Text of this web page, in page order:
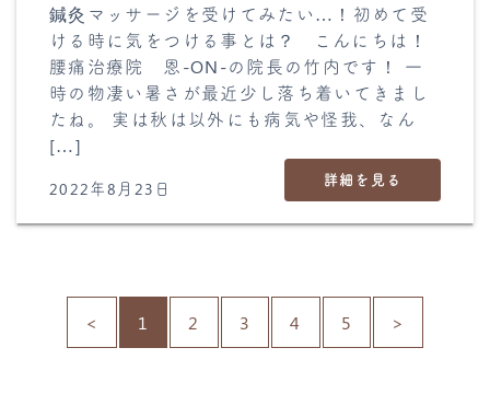
鍼灸マッサージを受けてみたい…！初めて受
ける時に気をつける事とは？ こんにちは！
腰痛治療院 恩-ON-の院長の竹内です！ 一
時の物凄い暑さが最近少し落ち着いてきまし
たね。 実は秋は以外にも病気や怪我、なん
[…]
2022年8月23日 詳細を見る
< 1 2 3 4 5 >